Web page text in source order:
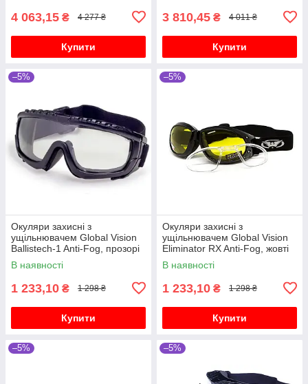
4 063,15 ₴ 4 277 ₴
Купити
3 810,45 ₴ 4 011 ₴
Купити
–5%
Окуляри захисні з
ущільнювачем Global Vision
Ballistech-1 Anti-Fog, прозорі
В наявності
1 233,10 ₴ 1 298 ₴
Купити
–5%
Окуляри захисні з
ущільнювачем Global Vision
Eliminator RX Anti-Fog, жовті
В наявності
1 233,10 ₴ 1 298 ₴
Купити
–5% –5%